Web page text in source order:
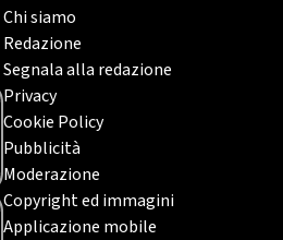
Chi siamo
Redazione
Segnala alla redazione
Privacy
Cookie Policy
Pubblicità
Moderazione
Copyright ed immagini
Applicazione mobile